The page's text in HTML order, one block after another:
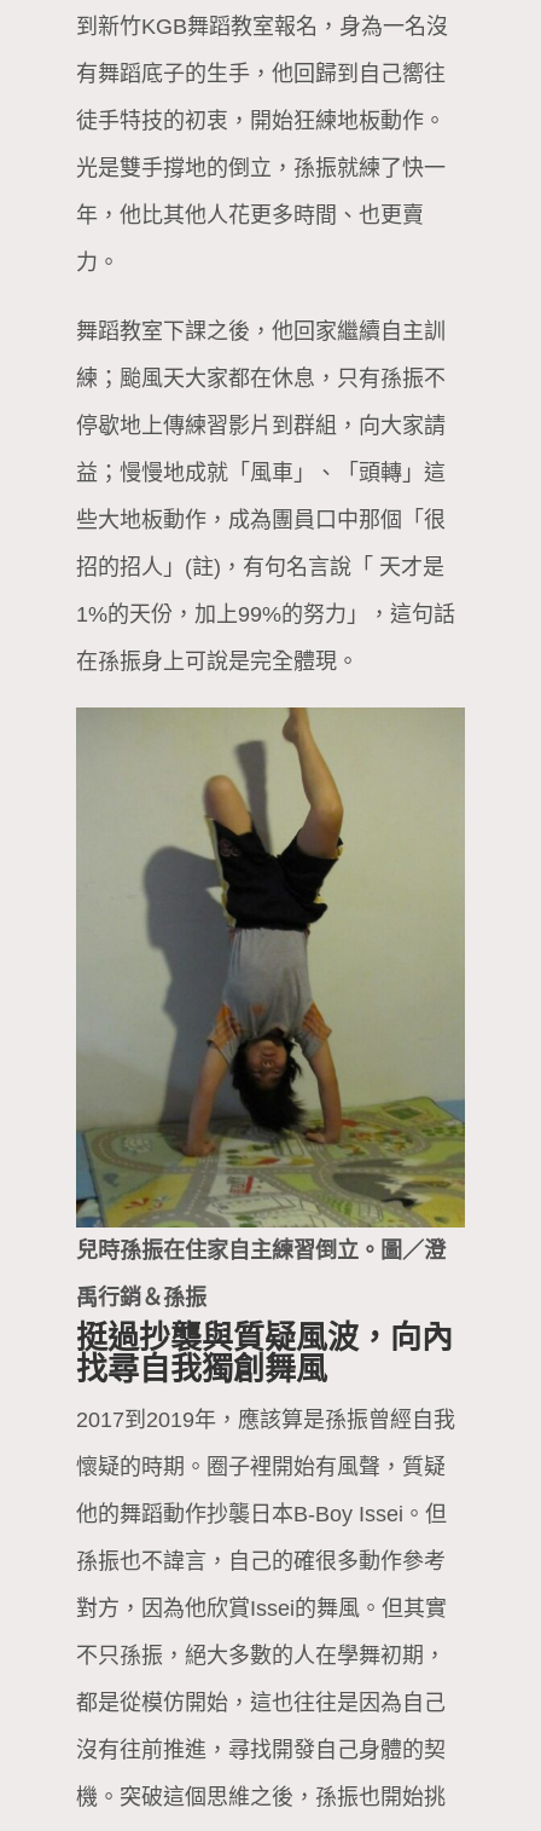
到新竹KGB舞蹈教室報名，身為一名沒
有舞蹈底子的生手，他回歸到自己嚮往
徒手特技的初衷，開始狂練地板動作。
光是雙手撐地的倒立，孫振就練了快一
年，他比其他人花更多時間、也更賣
力。
舞蹈教室下課之後，他回家繼續自主訓
練；颱風天大家都在休息，只有孫振不
停歇地上傳練習影片到群組，向大家請
益；慢慢地成就「風車」、「頭轉」這
些大地板動作，成為團員口中那個「很
招的招人」(註)，有句名言說「 天才是
1%的天份，加上99%的努力」，這句話
在孫振身上可說是完全體現。
兒時孫振在住家自主練習倒立。圖／澄
禹行銷＆孫振
挺過抄襲與質疑風波，向內
找尋自我獨創舞風
2017到2019年，應該算是孫振曾經自我
懷疑的時期。圈子裡開始有風聲，質疑
他的舞蹈動作抄襲日本B-Boy Issei。但
孫振也不諱言，自己的確很多動作參考
對方，因為他欣賞Issei的舞風。但其實
不只孫振，絕大多數的人在學舞初期，
都是從模仿開始，這也往往是因為自己
沒有往前推進，尋找開發自己身體的契
機。突破這個思維之後，孫振也開始挑